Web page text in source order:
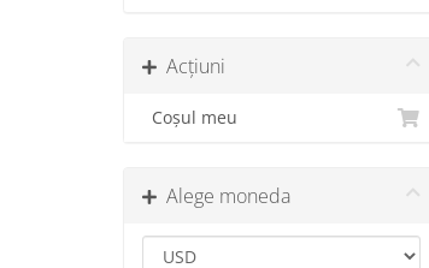
Acțiuni
Coșul meu
Alege moneda